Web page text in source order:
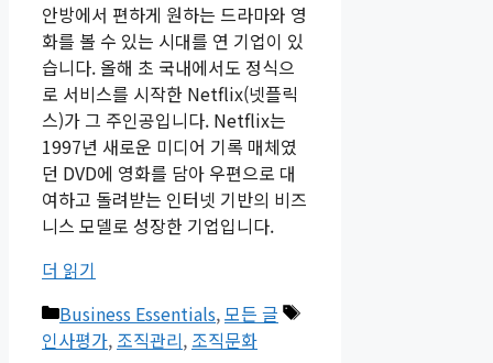
안방에서 편하게 원하는 드라마와 영
화를 볼 수 있는 시대를 연 기업이 있
습니다. 올해 초 국내에서도 정식으
로 서비스를 시작한 Netflix(넷플릭
스)가 그 주인공입니다. Netflix는
1997년 새로운 미디어 기록 매체였
던 DVD에 영화를 담아 우편으로 대
여하고 돌려받는 인터넷 기반의 비즈
니스 모델로 성장한 기업입니다.
더 읽기
카
테
Business Essentials,모든 글
태
인사평가, 조직관리, 조직문화